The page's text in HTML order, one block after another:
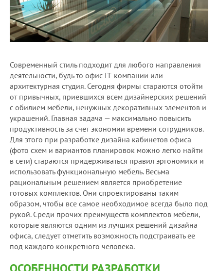
Современный стиль подходит для любого направления
деятельности, будь то офис IT-компании или
архитектурная студия. Сегодня фирмы стараются отойти
от привычных, приевшихся всем дизайнерских решений
с обилием мебели, ненужных декоративных элементов и
украшений. Главная задача — максимально повысить
продуктивность за счет экономии времени сотрудников.
Для этого при разработке дизайна кабинетов офиса
(фото схем и вариантов планировок можно легко найти
в сети) стараются придерживаться правил эргономики и
использовать функциональную мебель. Весьма
рациональным решением является приобретение
готовых комплектов. Они спроектированы таким
образом, чтобы все самое необходимое всегда было под
рукой. Среди прочих преимуществ комплектов мебели,
которые являются одним из лучших решений дизайна
офиса, следует отметить возможность подстраивать ее
под каждого конкретного человека.